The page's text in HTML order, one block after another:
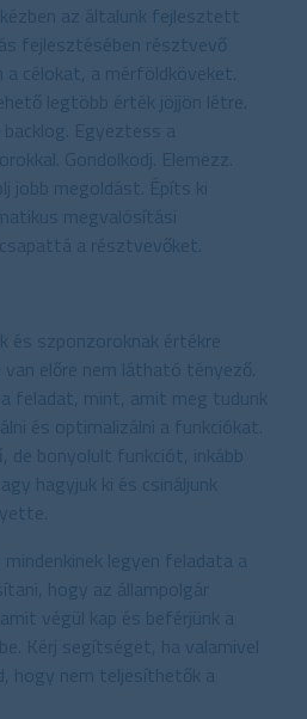
az általunk fejlesztett
fejlesztésében résztvevő
célokat, a mérföldköveket.
legtöbb érték jöjjön létre.
Egyeztess a
Gondolkodj. Elemezz.
jobb megoldást. Építs ki
megvalósítási
a résztvevőket.
és szponzoroknak értékre
előre nem látható tényező.
feladat, mint, amit meg tudunk
és optimalizálni a funkciókat.
de bonyolult funkciót, inkább
hagyjuk ki és csináljunk
legyen feladata a
hogy az állampolgár
végül kap és beférjünk a
Kérj segítséget, ha valamivel
hogy nem teljesíthetők a